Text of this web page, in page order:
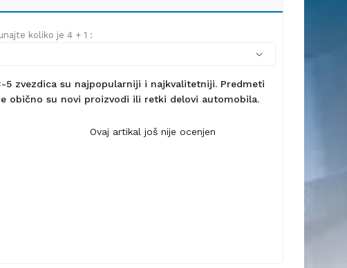
koliko je 4 + 1 :
5 zvezdica su najpopularniji i najkvalitetniji. Predmeti
obično su novi proizvodi ili retki delovi automobila.
Ovaj artikal još nije ocenjen